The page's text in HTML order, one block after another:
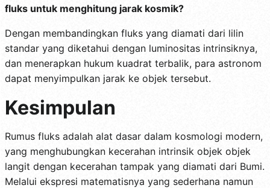
fluks untuk menghitung jarak kosmik?
Dengan membandingkan fluks yang diamati dari lilin
standar yang diketahui dengan luminositas intrinsiknya,
dan menerapkan hukum kuadrat terbalik, para astronom
dapat menyimpulkan jarak ke objek tersebut.
Kesimpulan
Rumus fluks adalah alat dasar dalam kosmologi modern,
yang menghubungkan kecerahan intrinsik objek objek
langit dengan kecerahan tampak yang diamati dari Bumi.
Melalui ekspresi matematisnya yang sederhana namun